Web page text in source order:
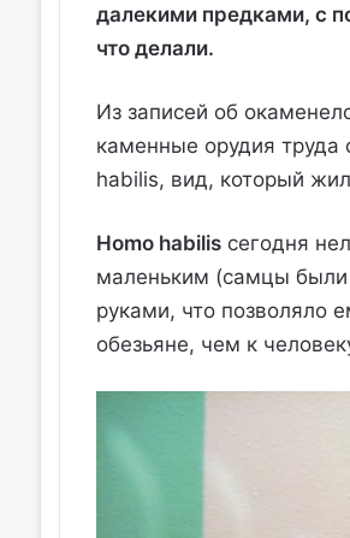
далекими предками, с
что делали.
Из записей об
каменные орудия труда
habilis, вид, который
Homo habilisсегодня
маленьким (самцы были
руками, что позволяло
обезьяне, чем к